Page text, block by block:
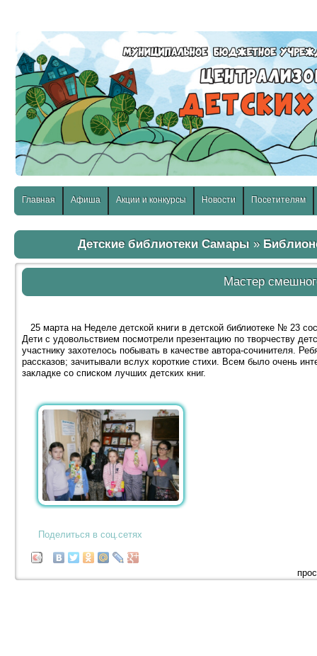
Главная Афиша Акции и конкурсы Новости Посетителям
Детские библиотеки Самары»
Мастер
25 марта на Неделе детской книги в детской библиотеке № 23
Дети с удовольствием посмотрели презентацию по творчеству
участнику захотелось побывать в качестве автора-сочинителя.
рассказов; зачитывали вслух короткие стихи. Всем было очень
закладке со списком лучших детских книг.
Поделиться в соц.сетях